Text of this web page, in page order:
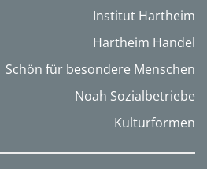
Institut Hartheim
Hartheim Handel
Schön für besondere Menschen
Noah Sozialbetriebe
Kulturformen